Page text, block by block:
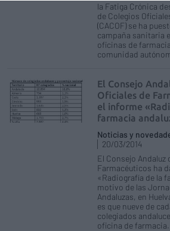
la Fatiga Crónica
de Colegios
(CACOF) se ha
campaña sanitaria
oficinas de
comunidad
El Consejo
Oficiales de
el informe
farmacia
Noticias y
20/03/2014
El Consejo Andaluz
Farmacéuticos ha
«Radiografía de la
motivo de las
Andaluzas, en
es que nueve de
colegiados
oficina de farmacia.